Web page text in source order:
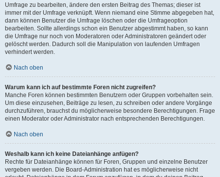
Umfrage zu bearbeiten, ändere den ersten Beitrag des Themas; dieser ist
immer mit der Umfrage verknüpft. Wenn niemand eine Stimme abgegeben hat,
dann können Benutzer die Umfrage löschen oder die Umfrageoption
bearbeiten. Sollte allerdings schon ein Benutzer abgestimmt haben, so kann
die Umfrage nur noch von Moderatoren oder Administratoren geändert oder
gelöscht werden. Dadurch soll die Manipulation von laufenden Umfragen
verhindert werden.
Nach oben
Warum kann ich auf bestimmte Foren nicht zugreifen?
Manche Foren können bestimmten Benutzern oder Gruppen vorbehalten sein.
Um diese einzusehen, Beiträge zu lesen, zu schreiben oder andere Vorgänge
durchzuführen, brauchst du möglicherweise besondere Berechtigungen. Frage
einen Moderator oder Administrator nach entsprechenden Berechtigungen.
Nach oben
Weshalb kann ich keine Dateianhänge anfügen?
Rechte für Dateianhänge können für Foren, Gruppen und einzelne Benutzer
vergeben werden. Die Board-Administration hat es möglicherweise nicht